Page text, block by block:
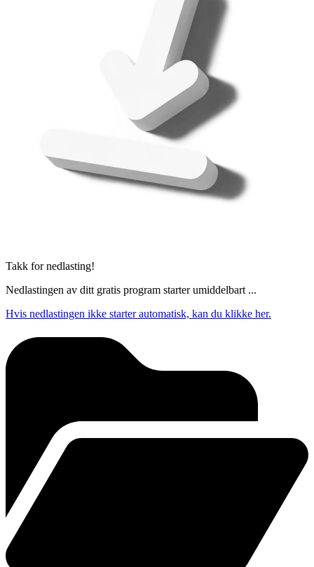
Takk for nedlasting!
Nedlastingen av ditt gratis program starter umiddelbart ...
Hvis nedlastingen ikke starter automatisk, kan du klikke her.